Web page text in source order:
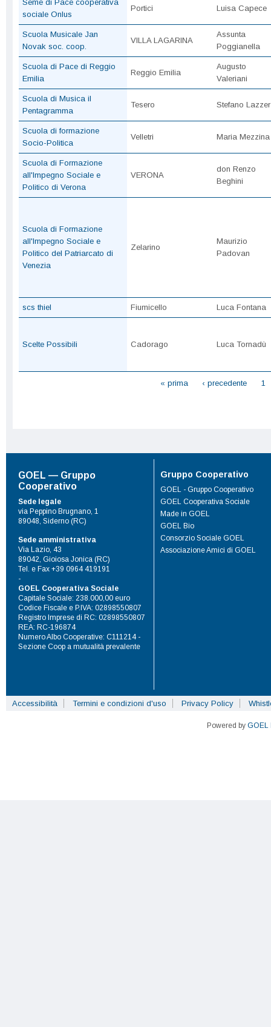
Seme di Pace cooperativa
sociale Onlus
Portici Luisa Capece
Scuola Musicale Jan
Novak soc. coop.
VILLA LAGARINA
Assunta
Poggianella
Scuola di Pace di Reggio
Emilia
Reggio Emilia
Augusto
Valeriani
Scuola di Musica il
Pentagramma
Tesero Stefano Lazzer
Scuola di formazione
Socio-Politica
Velletri Maria Mezzina
Scuola di Formazione
all'Impegno Sociale e
Politico di Verona
VERONA
don Renzo
Beghini
Scuola di Formazione
all'Impegno Sociale e
Politico del Patriarcato di
Venezia
Zelarino
Maurizio
Padovan
scs thiel Fiumicello Luca Fontana
Scelte Possibili Cadorago Luca Tornadù
« prima ‹ precedente 1
GOEL — Gruppo
Cooperativo
Sede legale
via Peppino Brugnano, 1
89048, Siderno (RC)
Sede amministrativa
Via Lazio, 43
89042, Gioiosa Jonica (RC)
Tel. e Fax +39 0964 419191
-
GOEL Cooperativa Sociale
Capitale Sociale: 238.000,00 euro
Codice Fiscale e P.IVA: 02898550807
Registro Imprese di RC: 02898550807
REA: RC-196874
Numero Albo Cooperative: C111214 -
Sezione Coop a mutualità prevalente
Gruppo Cooperativo
GOEL - Gruppo Cooperativo
GOEL Cooperativa Sociale
Made in GOEL
GOEL Bio
Consorzio Sociale GOEL
Associazione Amici di GOEL
Accessibilità Termini e condizioni d'uso Privacy Policy
Powered by GOEL